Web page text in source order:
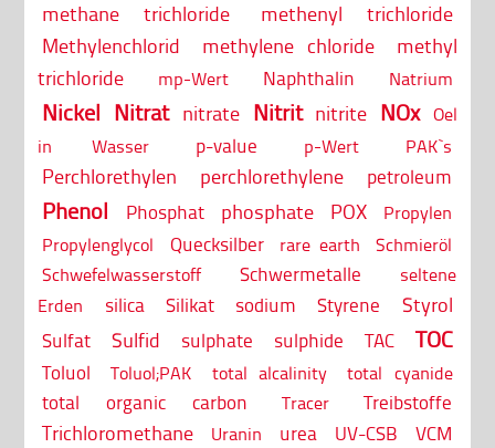
methane trichloride
methenyl trichloride
Methylenchlorid
methylene chloride
methyl
trichloride
mp-Wert Naphthalin Natrium
Nickel Nitrat nitrate Nitrit nitrite NOx Oel
in Wasser
p-value p-Wert PAK`s
Perchlorethylen perchlorethylene petroleum
Phenol Phosphat phosphate POX
Propylen
Propylenglycol
Quecksilber rare earth
Schmieröl
Schwefelwasserstoff
Schwermetalle
seltene
Erden
silica Silikat sodium Styrene Styrol
Sulfat Sulfid sulphate sulphide TAC TOC
Toluol Toluol;PAK total alcalinity total cyanide
total organic carbon Tracer Treibstoffe
Trichloromethane Uranin urea UV-CSB VCM